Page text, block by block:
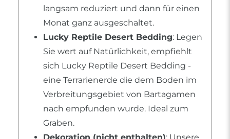
langsam reduziert und dann für einen
Monat ganz ausgeschaltet.
Lucky Reptile Desert Bedding: Legen
Sie wert auf Natürlichkeit, empfiehlt
sich Lucky Reptile Desert Bedding -
eine Terrarienerde die dem Boden im
Verbreitungsgebiet von Bartagamen
nach empfunden wurde. Ideal zum
Graben.